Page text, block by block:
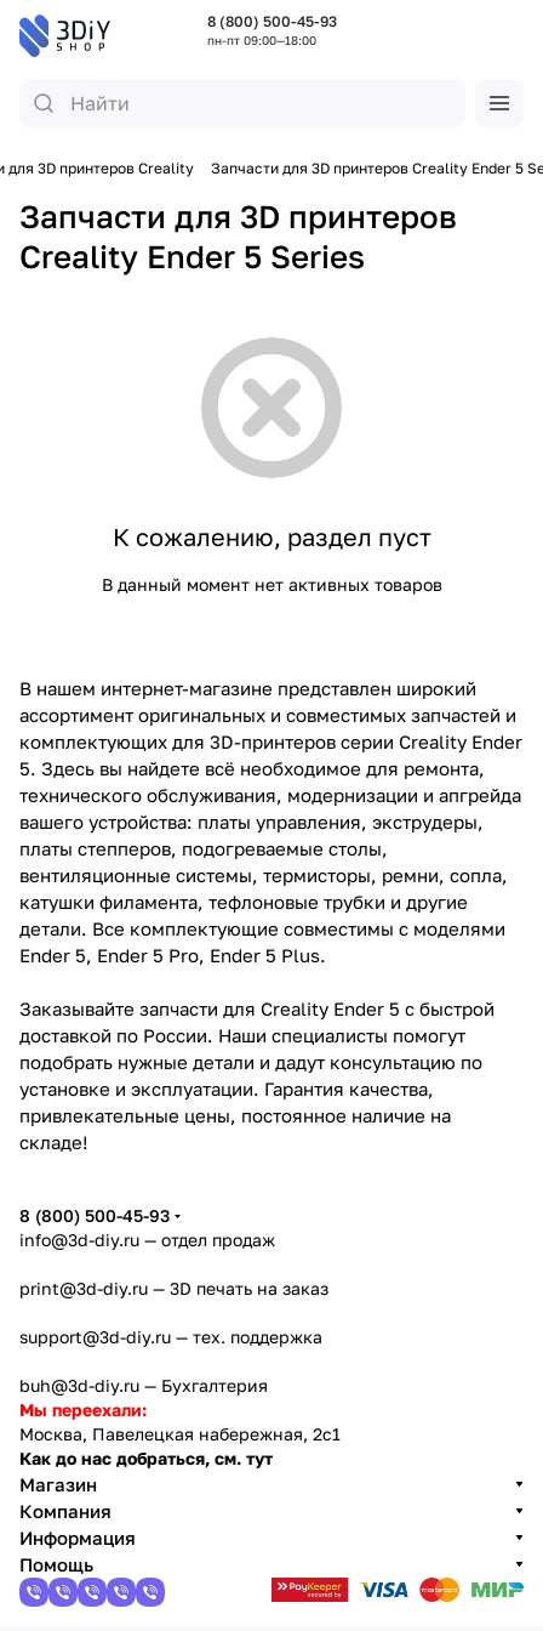
8 (800) 500-45-93
пн-пт 09:00—18:00
для 3D принтеров Creality Запчасти для 3D принтеров Creality Ender 5
Запчасти для 3D принтеров
Creality Ender 5 Series
К сожалению, раздел пуст
В данный момент нет активных товаров
В нашем интернет-магазине представлен широкий
ассортимент оригинальных и совместимых запчастей и
комплектующих для 3D-принтеров серии Creality Ender
5. Здесь вы найдете всё необходимое для ремонта,
технического обслуживания, модернизации и апгрейда
вашего устройства: платы управления, экструдеры,
платы степперов, подогреваемые столы,
вентиляционные системы, термисторы, ремни, сопла,
катушки филамента, тефлоновые трубки и другие
детали. Все комплектующие совместимы с моделями
Ender 5, Ender 5 Pro, Ender 5 Plus.
Заказывайте запчасти для Creality Ender 5 с быстрой
доставкой по России. Наши специалисты помогут
подобрать нужные детали и дадут консультацию по
установке и эксплуатации. Гарантия качества,
привлекательные цены, постоянное наличие на
складе!
8 (800) 500-45-93
info@3d-diy.ru — отдел продаж
print@3d-diy.ru — 3D печать на заказ
support@3d-diy.ru — тех. поддержка
buh@3d-diy.ru — Бухгалтерия
Мы переехали:
Москва, Павелецкая набережная, 2с1
Как до нас добраться, см. тут
Магазин
Компания
Информация
Помощь